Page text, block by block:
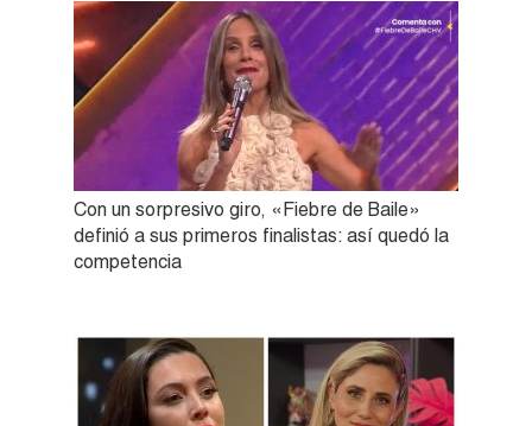
Con un sorpresivo giro, «Fiebre de Baile»
definió a sus primeros finalistas: así quedó la
competencia